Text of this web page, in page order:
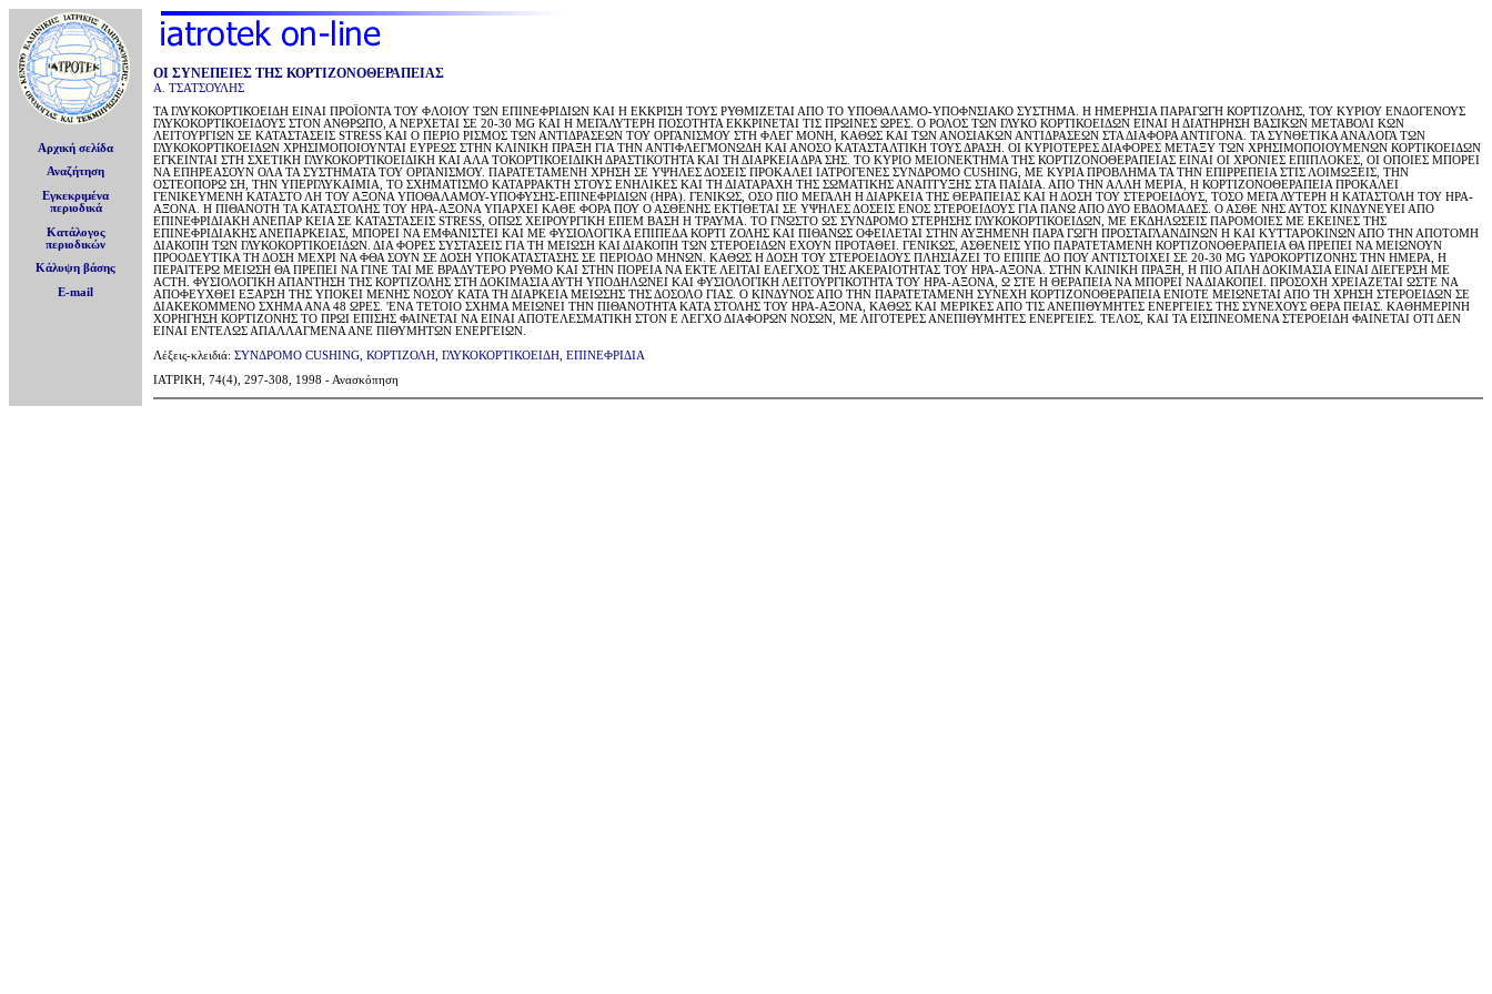
Αρχική σελίδα
Αναζήτηση
Εγκεκριμένα
περιοδικά
Κατάλογος
περιοδικών
Κάλυψη βάσης
E-mail
ΟΙ ΣΥΝΕΠΕΙΕΣ ΤΗΣ ΚΟΡΤΙΖΟΝΟΘΕΡΑΠΕΙΑΣ
Α. ΤΣΑΤΣΟΥΛΗΣ
ΤΑ ΓΛΥΚΟΚΟΡΤΙΚΟΕΙΔΗ ΕΙΝΑΙ ΠΡΟΪΟΝΤΑ ΤΟΥ ΦΛΟΙΟΥ ΤΩΝ ΕΠΙΝΕΦΡΙΔΙΩΝ ΚΑΙ Η ΕΚΚΡΙΣΗ ΤΟΥΣ ΡΥΘΜΙΖΕΤΑΙ ΑΠΟ ΤΟ ΥΠΟΘΑΛΑΜΟ-ΥΠΟΦΝΣΙΑΚΟ ΣΥΣΤΗΜΑ. Η ΗΜΕΡΗΣΙΑ ΠΑΡΑΓΩΓΗ ΚΟΡΤΙΖΟΛΗΣ, ΤΟΥ ΚΥΡΙΟΥ ΕΝΔΟΓΕΝΟΥΣ
ΓΛΥΚΟΚΟΡΤΙΚΟΕΙΔΟΥΣ ΣΤΟΝ ΑΝΘΡΩΠΟ, Α ΝΕΡΧΕΤΑΙ ΣΕ 20-30 MG ΚΑΙ Η ΜΕΓΑΛΥΤΕΡΗ ΠΟΣΟΤΗΤΑ ΕΚΚΡΙΝΕΤΑΙ ΤΙΣ ΠΡΩΙΝΕΣ ΩΡΕΣ. Ο ΡΟΛΟΣ ΤΩΝ ΓΛΥΚΟ ΚΟΡΤΙΚΟΕΙΔΩΝ ΕΙΝΑΙ Η ΔΙΑΤΗΡΗΣΗ ΒΑΣΙΚΩΝ ΜΕΤΑΒΟΛΙ ΚΩΝ
ΛΕΙΤΟΥΡΓΙΩΝ ΣΕ ΚΑΤΑΣΤΑΣΕΙΣ STRESS ΚΑΙ Ο ΠΕΡΙΟ ΡΙΣΜΟΣ ΤΩΝ ΑΝΤΙΔΡΑΣΕΩΝ ΤΟΥ ΟΡΓΑΝΙΣΜΟΥ ΣΤΗ ΦΛΕΓ ΜΟΝΗ, ΚΑΘΩΣ ΚΑΙ ΤΩΝ ΑΝΟΣΙΑΚΩΝ ΑΝΤΙΔΡΑΣΕΩΝ ΣΤΑ ΔΙΑΦΟΡΑ ΑΝΤΙΓΟΝΑ. ΤΑ ΣΥΝΘΕΤΙΚΑ ΑΝΑΛΟΓΑ ΤΩΝ
ΓΛΥΚΟΚΟΡΤΙΚΟΕΙΔΩΝ ΧΡΗΣΙΜΟΠΟΙΟΥΝΤΑΙ ΕΥΡΕΩΣ ΣΤΗΝ ΚΛΙΝΙΚΗ ΠΡΑΞΗ ΓΙΑ ΤΗΝ ΑΝΤΙΦΛΕΓΜΟΝΩΔΗ ΚΑΙ ΑΝΟΣΟ ΚΑΤΑΣΤΑΛΤΙΚΗ ΤΟΥΣ ΔΡΑΣΗ. ΟΙ ΚΥΡΙΟΤΕΡΕΣ ΔΙΑΦΟΡΕΣ ΜΕΤΑΞΥ ΤΩΝ ΧΡΗΣΙΜΟΠΟΙΟΥΜΕΝΩΝ ΚΟΡΤΙΚΟΕΙΔΩΝ
ΕΓΚΕΙΝΤΑΙ ΣΤΗ ΣΧΕΤΙΚΗ ΓΛΥΚΟΚΟΡΤΙΚΟΕΙΔΙΚΗ ΚΑΙ ΑΛΑ ΤΟΚΟΡΤΙΚΟΕΙΔΙΚΗ ΔΡΑΣΤΙΚΟΤΗΤΑ ΚΑΙ ΤΗ ΔΙΑΡΚΕΙΑ ΔΡΑ ΣΗΣ. ΤΟ ΚΥΡΙΟ ΜΕΙΟΝΕΚΤΗΜΑ ΤΗΣ ΚΟΡΤΙΖΟΝΟΘΕΡΑΠΕΙΑΣ ΕΙΝΑΙ ΟΙ ΧΡΟΝΙΕΣ ΕΠΙΠΛΟΚΕΣ, ΟΙ ΟΠΟΙΕΣ ΜΠΟΡΕΙ
ΝΑ ΕΠΗΡΕΑΣΟΥΝ ΟΛΑ ΤΑ ΣΥΣΤΗΜΑΤΑ ΤΟΥ ΟΡΓΑΝΙΣΜΟΥ. ΠΑΡΑΤΕΤΑΜΕΝΗ ΧΡΗΣΗ ΣΕ ΥΨΗΛΕΣ ΔΟΣΕΙΣ ΠΡΟΚΑΛΕΙ ΙΑΤΡΟΓΕΝΕΣ ΣΥΝΔΡΟΜΟ CUSHING, ΜΕ ΚΥΡΙΑ ΠΡΟΒΛΗΜΑ ΤΑ ΤΗΝ ΕΠΙΡΡΕΠΕΙΑ ΣΤΙΣ ΛΟΙΜΩΞΕΙΣ, ΤΗΝ
ΟΣΤΕΟΠΟΡΩ ΣΗ, ΤΗΝ ΥΠΕΡΓΛΥΚΑΙΜΙΑ, ΤΟ ΣΧΗΜΑΤΙΣΜΟ ΚΑΤΑΡΡΑΚΤΗ ΣΤΟΥΣ ΕΝΗΛΙΚΕΣ ΚΑΙ ΤΗ ΔΙΑΤΑΡΑΧΗ ΤΗΣ ΣΩΜΑΤΙΚΗΣ ΑΝΑΠΤΥΞΗΣ ΣΤΑ ΠΑΙΔΙΑ. ΑΠΟ ΤΗΝ ΑΛΛΗ ΜΕΡΙΑ, Η ΚΟΡΤΙΖΟΝΟΘΕΡΑΠΕΙΑ ΠΡΟΚΑΛΕΙ
ΓΕΝΙΚΕΥΜΕΝΗ ΚΑΤΑΣΤΟ ΛΗ ΤΟΥ ΑΞΟΝΑ ΥΠΟΘΑΛΑΜΟΥ-ΥΠΟΦΥΣΗΣ-ΕΠΙΝΕΦΡΙΔΙΩΝ (ΗΡΑ). ΓΕΝΙΚΩΣ, ΟΣΟ ΠΙΟ ΜΕΓΑΛΗ Η ΔΙΑΡΚΕΙΑ ΤΗΣ ΘΕΡΑΠΕΙΑΣ ΚΑΙ Η ΔΟΣΗ ΤΟΥ ΣΤΕΡΟΕΙΔΟΥΣ, ΤΟΣΟ ΜΕΓΑ ΛΥΤΕΡΗ Η ΚΑΤΑΣΤΟΛΗ ΤΟΥ ΗΡΑ-
ΑΞΟΝΑ. Η ΠΙΘΑΝΟΤΗ ΤΑ ΚΑΤΑΣΤΟΛΗΣ ΤΟΥ ΗΡΑ-ΑΞΟΝΑ ΥΠΑΡΧΕΙ ΚΑΘΕ ΦΟΡΑ ΠΟΥ Ο ΑΣΘΕΝΗΣ ΕΚΤΙΘΕΤΑΙ ΣΕ ΥΨΗΛΕΣ ΔΟΣΕΙΣ ΕΝΟΣ ΣΤΕΡΟΕΙΔΟΥΣ ΓΙΑ ΠΑΝΩ ΑΠΟ ΔΥΟ ΕΒΔΟΜΑΔΕΣ. Ο ΑΣΘΕ ΝΗΣ ΑΥΤΟΣ ΚΙΝΔΥΝΕΥΕΙ ΑΠΟ
ΕΠΙΝΕΦΡΙΔΙΑΚΗ ΑΝΕΠΑΡ ΚΕΙΑ ΣΕ ΚΑΤΑΣΤΑΣΕΙΣ STRESS, ΟΠΩΣ ΧΕΙΡΟΥΡΓΙΚΗ ΕΠΕΜ ΒΑΣΗ Η ΤΡΑΥΜΑ. ΤΟ ΓΝΩΣΤΟ ΩΣ ΣΥΝΔΡΟΜΟ ΣΤΕΡΗΣΗΣ ΓΛΥΚΟΚΟΡΤΙΚΟΕΙΔΩΝ, ΜΕ ΕΚΔΗΛΩΣΕΙΣ ΠΑΡΟΜΟΙΕΣ ΜΕ ΕΚΕΙΝΕΣ ΤΗΣ
ΕΠΙΝΕΦΡΙΔΙΑΚΗΣ ΑΝΕΠΑΡΚΕΙΑΣ, ΜΠΟΡΕΙ ΝΑ ΕΜΦΑΝΙΣΤΕΙ ΚΑΙ ΜΕ ΦΥΣΙΟΛΟΓΙΚΑ ΕΠΙΠΕΔΑ ΚΟΡΤΙ ΖΟΛΗΣ ΚΑΙ ΠΙΘΑΝΩΣ ΟΦΕΙΛΕΤΑΙ ΣΤΗΝ ΑΥΞΗΜΕΝΗ ΠΑΡΑ ΓΩΓΗ ΠΡΟΣΤΑΓΛΑΝΔΙΝΩΝ Η ΚΑΙ ΚΥΤΤΑΡΟΚΙΝΩΝ ΑΠΟ ΤΗΝ ΑΠΟΤΟΜΗ
ΔΙΑΚΟΠΗ ΤΩΝ ΓΛΥΚΟΚΟΡΤΙΚΟΕΙΔΩΝ. ΔΙΑ ΦΟΡΕΣ ΣΥΣΤΑΣΕΙΣ ΓΙΑ ΤΗ ΜΕΙΩΣΗ ΚΑΙ ΔΙΑΚΟΠΗ ΤΩΝ ΣΤΕΡΟΕΙΔΩΝ ΕΧΟΥΝ ΠΡΟΤΑΘΕΙ. ΓΕΝΙΚΩΣ, ΑΣΘΕΝΕΙΣ ΥΠΟ ΠΑΡΑΤΕΤΑΜΕΝΗ ΚΟΡΤΙΖΟΝΟΘΕΡΑΠΕΙΑ ΘΑ ΠΡΕΠΕΙ ΝΑ ΜΕΙΩΝΟΥΝ
ΠΡΟΟΔΕΥΤΙΚΑ ΤΗ ΔΟΣΗ ΜΕΧΡΙ ΝΑ ΦΘΑ ΣΟΥΝ ΣΕ ΔΟΣΗ ΥΠΟΚΑΤΑΣΤΑΣΗΣ ΣΕ ΠΕΡΙΟΔΟ ΜΗΝΩΝ. ΚΑΘΩΣ Η ΔΟΣΗ ΤΟΥ ΣΤΕΡΟΕΙΔΟΥΣ ΠΛΗΣΙΑΖΕΙ ΤΟ ΕΠΙΠΕ ΔΟ ΠΟΥ ΑΝΤΙΣΤΟΙΧΕΙ ΣΕ 20-30 MG ΥΔΡΟΚΟΡΤΙΖΟΝΗΣ ΤΗΝ ΗΜΕΡΑ, Η
ΠΕΡΑΙΤΕΡΩ ΜΕΙΩΣΗ ΘΑ ΠΡΕΠΕΙ ΝΑ ΓΙΝΕ ΤΑΙ ΜΕ ΒΡΑΔΥΤΕΡΟ ΡΥΘΜΟ ΚΑΙ ΣΤΗΝ ΠΟΡΕΙΑ ΝΑ ΕΚΤΕ ΛΕΙΤΑΙ ΕΛΕΓΧΟΣ ΤΗΣ ΑΚΕΡΑΙΟΤΗΤΑΣ ΤΟΥ ΗΡΑ-ΑΞΟΝΑ. ΣΤΗΝ ΚΛΙΝΙΚΗ ΠΡΑΞΗ, Η ΠΙΟ ΑΠΛΗ ΔΟΚΙΜΑΣΙΑ ΕΙΝΑΙ ΔΙΕΓΕΡΣΗ ΜΕ
ΑCΤΗ. ΦΥΣΙΟΛΟΓΙΚΗ ΑΠΑΝΤΗΣΗ ΤΗΣ ΚΟΡΤΙΖΟΛΗΣ ΣΤΗ ΔΟΚΙΜΑΣΙΑ ΑΥΤΗ ΥΠΟΔΗΛΩΝΕΙ ΚΑΙ ΦΥΣΙΟΛΟΓΙΚΗ ΛΕΙΤΟΥΡΓΙΚΟΤΗΤΑ ΤΟΥ ΗΡΑ-ΑΞΟΝΑ, Ω ΣΤΕ Η ΘΕΡΑΠΕΙΑ ΝΑ ΜΠΟΡΕΙ ΝΑ ΔΙΑΚΟΠΕΙ. ΠΡΟΣΟΧΗ ΧΡΕΙΑΖΕΤΑΙ ΩΣΤΕ ΝΑ
ΑΠΟΦΕΥΧΘΕΙ ΕΞΑΡΣΗ ΤΗΣ ΥΠΟΚΕΙ ΜΕΝΗΣ ΝΟΣΟΥ ΚΑΤΑ ΤΗ ΔΙΑΡΚΕΙΑ ΜΕΙΩΣΗΣ ΤΗΣ ΔΟΣΟΛΟ ΓΙΑΣ. Ο ΚΙΝΔΥΝΟΣ ΑΠΟ ΤΗΝ ΠΑΡΑΤΕΤΑΜΕΝΗ ΣΥΝΕΧΗ ΚΟΡΤΙΖΟΝΟΘΕΡΑΠΕΙΑ ΕΝΙΟΤΕ ΜΕΙΩΝΕΤΑΙ ΑΠΟ ΤΗ ΧΡΗΣΗ ΣΤΕΡΟΕΙΔΩΝ ΣΕ
ΔΙΑΚΕΚΟΜΜΕΝΟ ΣΧΗΜΑ ΑΝΑ 48 ΩΡΕΣ. 'ΕΝΑ ΤΕΤΟΙΟ ΣΧΗΜΑ ΜΕΙΩΝΕΙ ΤΗΝ ΠΙΘΑΝΟΤΗΤΑ ΚΑΤΑ ΣΤΟΛΗΣ ΤΟΥ ΗΡΑ-ΑΞΟΝΑ, ΚΑΘΩΣ ΚΑΙ ΜΕΡΙΚΕΣ ΑΠΟ ΤΙΣ ΑΝΕΠΙΘΥΜΗΤΕΣ ΕΝΕΡΓΕΙΕΣ ΤΗΣ ΣΥΝΕΧΟΥΣ ΘΕΡΑ ΠΕΙΑΣ. ΚΑΘΗΜΕΡΙΝΗ
ΧΟΡΗΓΗΣΗ ΚΟΡΤΙΖΟΝΗΣ ΤΟ ΠΡΩΙ ΕΠΙΣΗΣ ΦΑΙΝΕΤΑΙ ΝΑ ΕΙΝΑΙ ΑΠΟΤΕΛΕΣΜΑΤΙΚΗ ΣΤΟΝ Ε ΛΕΓΧΟ ΔΙΑΦΟΡΩΝ ΝΟΣΩΝ, ΜΕ ΛΙΓΟΤΕΡΕΣ ΑΝΕΠΙΘΥΜΗΤΕΣ ΕΝΕΡΓΕΙΕΣ. ΤΕΛΟΣ, ΚΑΙ ΤΑ ΕΙΣΠΝΕΟΜΕΝΑ ΣΤΕΡΟΕΙΔΗ ΦΑΙΝΕΤΑΙ ΟΤΙ ΔΕΝ
ΕΙΝΑΙ ΕΝΤΕΛΩΣ ΑΠΑΛΛΑΓΜΕΝΑ ΑΝΕ ΠΙΘΥΜΗΤΩΝ ΕΝΕΡΓΕΙΩΝ.
Λέξεις-κλειδιά: ΣΥΝΔΡΟΜΟ CUSHING ΚΟΡΤΙΖΟΛΗ ΓΛΥΚΟΚΟΡΤΙΚΟΕΙΔΗ ΕΠΙΝΕΦΡΙΔΙΑ
ΙΑΤΡΙΚΗ, 74(4), 297-308, 1998 - Ανασκόπηση